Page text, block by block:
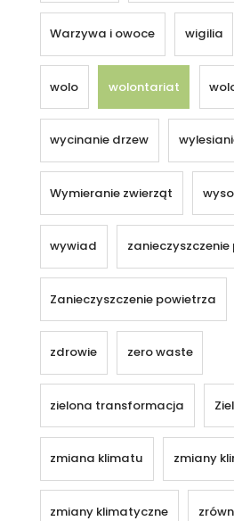
Warzywa i owoce wigilia
wolo wolontariat
wycinanie drzew
Wymieranie zwierząt
wywiad
Zanieczyszczenie powietrza
zdrowie zero waste
zielona transformacja
zmiana klimatu zmiany
zmiany klimatyczne